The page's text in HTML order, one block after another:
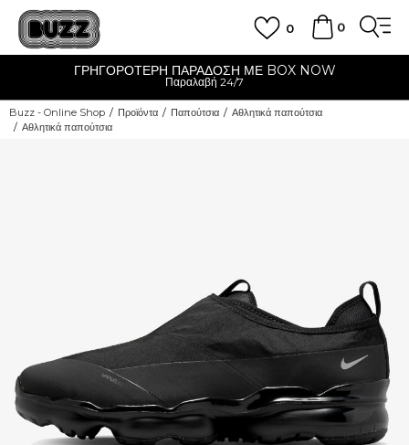
0
0
ΓΡΗΓΟΡΟΤΕΡΗ ΠΑΡΑΔΟΣΗ ΜΕ BOX NOW
Παραλαβή 24/7
Buzz - Online Shop Προϊόντα Παπούτσια
Αθλητικά παπούτσια
Αθλητικά παπούτσια